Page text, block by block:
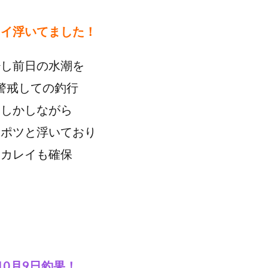
浮いてました！
前日の水潮を
戒しての釣行
しかしながら
ツと浮いており
カレイも確保